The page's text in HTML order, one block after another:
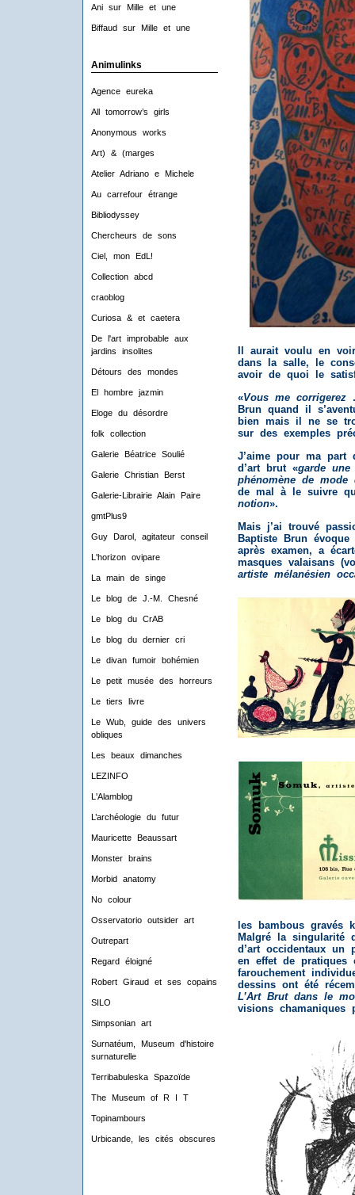
Anisur Mille et une
Biffaud sur Mille et une
Animulinks
Agence eureka
All tomorrow’s girls
Anonymous works
Art) & (marges
Atelier Adriano e Michele
Au carrefour étrange
Bibliodyssey
Chercheurs de sons
Ciel, mon EdL!
Collection abcd
craoblog
Curiosa & et caetera
De l'art improbable aux
jardins insolites
Détours des mondes
El hombre jazmin
Eloge du désordre
folk collection
Galerie Béatrice Soulié
Galerie Christian Berst
Galerie-Librairie Alain Paire
gmtPlus9
Guy Darol, agitateur conseil
L'horizon ovipare
La main de singe
Le blog de J.-M. Chesné
Le blog du CrAB
Le blog du dernier cri
Le divan fumoir bohémien
Le petit musée des horreurs
Le tiers livre
Le Wub, guide des univers
obliques
Les beaux dimanches
LEZINFO
L'Alamblog
L’archéologie du futur
Mauricette Beaussart
Monster brains
Morbid anatomy
No colour
Osservatorio outsider art
Outrepart
Regard éloigné
Robert Giraud et ses copains
SILO
Simpsonian art
Surnatéum, Museum d'histoire
surnaturelle
Terribabuleska Spazoïde
The Museum of R I T
Topinambours
Urbicande, les cités obscures
Il aurait voulu en
dans la salle, le
avoir de quoi le
«Vous me corrigerez
Brun quand il
bien mais il ne se
sur des exemples
J’aime pour ma part
d’art brut «garde une
phénomène de mode
de mal à le suivre
notion».
Mais j’ai trouvé
Baptiste Brun
après examen, a
masques valaisans
artiste mélanésien
les bambous gravés
Malgré la singularité
d’art occidentaux un
en effet de pratiques
farouchement
dessins ont été
L’Art Brut dans le
visions chamaniques